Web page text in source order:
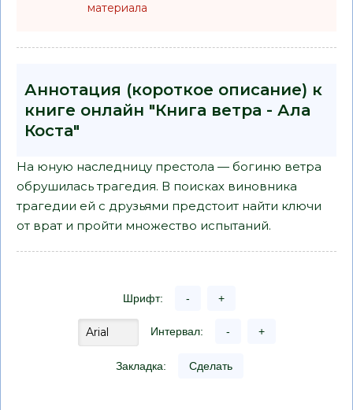
материала
Аннотация (короткое описание) к
книге онлайн "Книга ветра - Ала
Коста"
На юную наследницу престола — богиню ветра
обрушилась трагедия. В поисках виновника
трагедии ей с друзьями предстоит найти ключи
от врат и пройти множество испытаний.
Шрифт: - +
Интервал: - +
Закладка: Сделать